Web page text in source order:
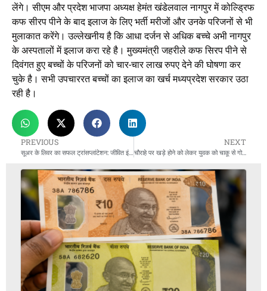
लेंगे। सीएम और प्रदेश भाजपा अध्यक्ष हेमंत खंडेलवाल नागपुर में कोल्ड्रिफ
कफ सीरप पीने के बाद इलाज के लिए भर्ती मरीजों और उनके परिजनों से भी
मुलाकात करेंगे। उल्लेखनीय है कि आधा दर्जन से अधिक बच्चे अभी नागपुर
के अस्पतालों में इलाज करा रहे है। मुख्यमंत्री जहरीले कफ सिरप पीने से
दिवंगत हुए बच्चों के परिजनों को चार-चार लाख रुपए देने की घोषणा कर
चुके है। सभी उपचाररत बच्चों का इलाज का खर्च मध्यप्रदेश सरकार उठा
रही है।
PREVIOUS
सूअर के लिवर का सफल ट्रांसप्लांटेशन: जीवित इंसान में पहली बार हुआ जेनेटिकली मॉडिफाइड अंग ट्रांसप्लांट
NEXT
चौराहे पर खड़े होने को लेकर युवक को चाकू से गोदा, गंभीर